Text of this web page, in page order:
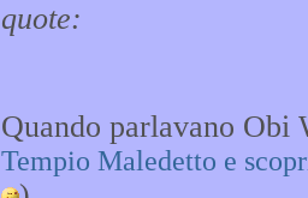
quote:
Quando parlavano Obi
Tempio Maledetto e